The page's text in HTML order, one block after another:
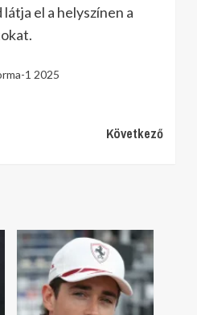
el a helyszínen a
1 2025
Következő